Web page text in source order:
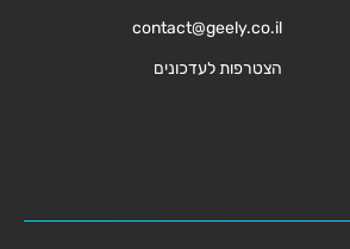
contact@geely.co.il
הצטרפות לעדכונים